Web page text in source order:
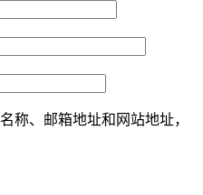
称、邮箱地址和网站地址，